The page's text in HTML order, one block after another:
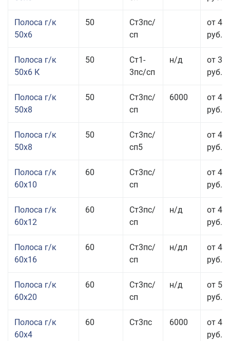
Полоса г/к
50x6
50
Ст3пс/
сп
от 42
руб.
Полоса г/к
50x6 К
50
Ст1-
3пс/сп
н/д
от 35
руб.
Полоса г/к
50x8
50
Ст3пс/
сп
6000
от 45
руб.
Полоса г/к
50x8
50
Ст3пс/
сп5
от 45
руб.
Полоса г/к
60x10
60
Ст3пс/
сп
от 41
руб.
Полоса г/к
60x12
60
Ст3пс/
сп
н/д
от 44
руб.
Полоса г/к
60x16
60
Ст3пс/
сп
н/дл
от 48
руб.
Полоса г/к
60x20
60
Ст3пс/
сп
н/д
от 53
руб.
Полоса г/к
60x4
60 Ст3пс 6000
от 45
руб.